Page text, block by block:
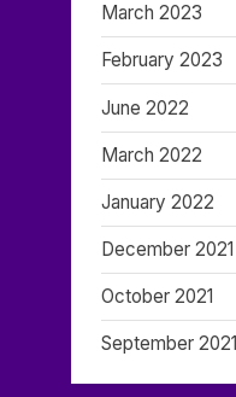
March 2023
February 2023
June 2022
March 2022
January 2022
December 2021
October 2021
September 2021